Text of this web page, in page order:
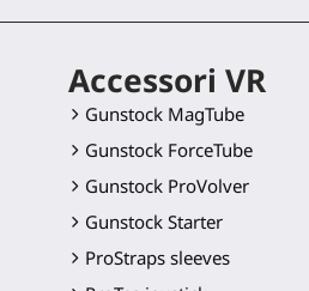
Accessori VR
Gunstock MagTube
Gunstock ForceTube
Gunstock ProVolver
Gunstock Starter
ProStraps sleeves